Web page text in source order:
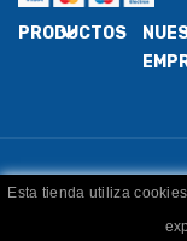
PRODUCTOS
Esta tienda utiliza